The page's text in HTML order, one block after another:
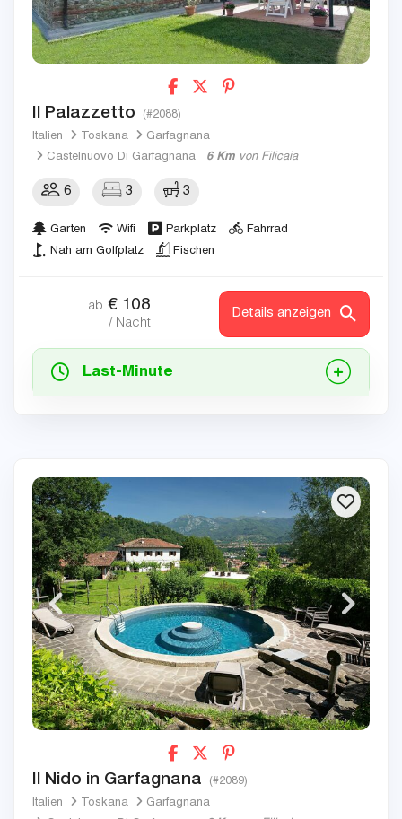
Il Palazzetto (#2088)
Italien Toskana
Garfagnana
Castelnuovo Di Garfagnana
6 Km von Filicaia
6 3 3
Garten Wifi Parkplatz
Fahrrad
Nah am Golfplatz
Fischen
ab € 108
/ Nacht
Details anzeigen
Last-Minute
Il Nido in Garfagnana (#2089)
Italien Toskana
Garfagnana